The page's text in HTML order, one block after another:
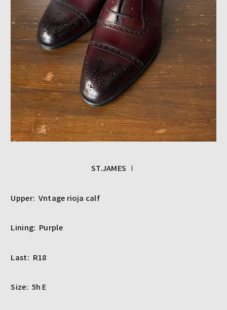
ST.JAMES Ⅰ
Upper: Vntage rioja calf
Lining: Purple
Last: R18
Size: 5h E